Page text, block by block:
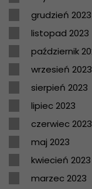
grudzień 2023
listopad 2023
październik
wrzesień 2023
sierpień 2023
lipiec 2023
czerwiec 2023
maj 2023
kwiecień 2023
marzec 2023